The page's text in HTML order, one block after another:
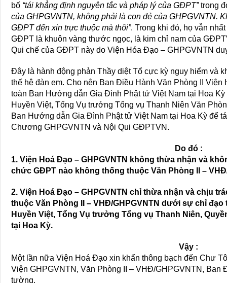
bố “tái khẳng định nguyên tắc và pháp lý của GĐPT”trong
của GHPGVNTN, không phải là con đẻ của GHPGVNTN.
GĐPT đến xin trực thuộc mà thôi”. Trong khi đó, họ vẫn
GĐPT là khuôn vàng thước ngọc, là kim chỉ nam của
Qui chế của GĐPT này do Viện Hóa Đạo – GHPGVNTN
Đây là hành động phản Thầy diệt Tổ cực kỳ nguy hiểm và
thế hệ đàn em. Cho nên Ban Điều Hành Văn Phòng II
toàn Ban Hướng dẫn Gia Đình Phật tử Việt Nam tại Hoa
Huyền Việt, Tổng Vụ trưởng Tổng vụ Thanh Niên Văn
Ban Hướng dẫn Gia Đình Phật tử Việt Nam tại Hoa Kỳ để
Chương GHPGVNTN và Nội Qui GĐPTVN.
Do đó :
1. Viện Hoá Đạo – GHPGVNTN không thừa nhận và
chức GĐPT nào không thống thuộc Văn Phòng II –
2. Viện Hoá Đạo – GHPGVNTN chỉ thừa nhận và chịu
thuộc Văn Phòng II – VHĐ/GHPGVNTN dưới sự chỉ
Huyền Việt, Tổng Vụ trưởng Tổng vụ Thanh Niên,
tại Hoa Kỳ.
Vậy :
Một lần nữa Viện Hoá Đạo xin khẩn thông bạch đến Chư
Viện GHPGVNTN, Văn Phòng II – VHĐ/GHPGVNTN, Ban
tường.